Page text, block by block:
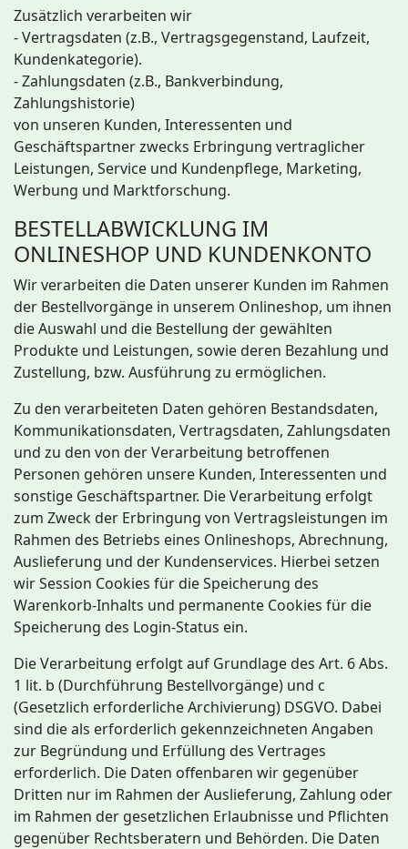
Zusätzlich verarbeiten wir
- Vertragsdaten (z.B., Vertragsgegenstand, Laufzeit,
Kundenkategorie).
- Zahlungsdaten (z.B., Bankverbindung,
Zahlungshistorie)
von unseren Kunden, Interessenten und
Geschäftspartner zwecks Erbringung vertraglicher
Leistungen, Service und Kundenpflege, Marketing,
Werbung und Marktforschung.
BESTELLABWICKLUNG IM
ONLINESHOP UND KUNDENKONTO
Wir verarbeiten die Daten unserer Kunden im Rahmen
der Bestellvorgänge in unserem Onlineshop, um ihnen
die Auswahl und die Bestellung der gewählten
Produkte und Leistungen, sowie deren Bezahlung und
Zustellung, bzw. Ausführung zu ermöglichen.
Zu den verarbeiteten Daten gehören Bestandsdaten,
Kommunikationsdaten, Vertragsdaten, Zahlungsdaten
und zu den von der Verarbeitung betroffenen
Personen gehören unsere Kunden, Interessenten und
sonstige Geschäftspartner. Die Verarbeitung erfolgt
zum Zweck der Erbringung von Vertragsleistungen im
Rahmen des Betriebs eines Onlineshops, Abrechnung,
Auslieferung und der Kundenservices. Hierbei setzen
wir Session Cookies für die Speicherung des
Warenkorb-Inhalts und permanente Cookies für die
Speicherung des Login-Status ein.
Die Verarbeitung erfolgt auf Grundlage des Art. 6 Abs.
1 lit. b (Durchführung Bestellvorgänge) und c
(Gesetzlich erforderliche Archivierung) DSGVO. Dabei
sind die als erforderlich gekennzeichneten Angaben
zur Begründung und Erfüllung des Vertrages
erforderlich. Die Daten offenbaren wir gegenüber
Dritten nur im Rahmen der Auslieferung, Zahlung oder
im Rahmen der gesetzlichen Erlaubnisse und Pflichten
gegenüber Rechtsberatern und Behörden. Die Daten